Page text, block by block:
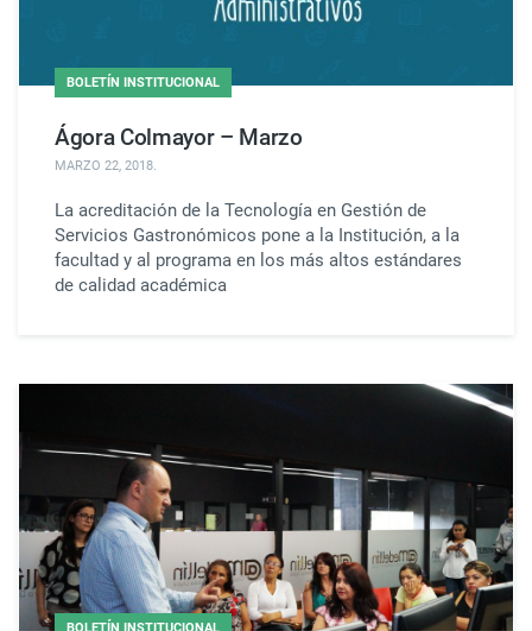
BOLETÍN INSTITUCIONAL
Ágora Colmayor – Marzo
MARZO 22, 2018.
La acreditación de la Tecnología en Gestión de
Servicios Gastronómicos pone a la Institución, a la
facultad y al programa en los más altos estándares
de calidad académica
BOLETÍN INSTITUCIONAL